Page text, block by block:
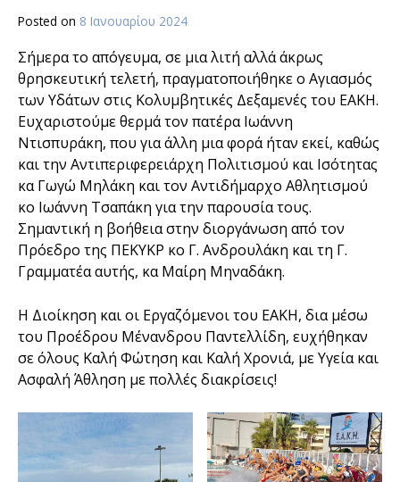
Posted on 8 Ιανουαρίου 2024
Σήμερα το απόγευμα, σε μια λιτή αλλά άκρως
θρησκευτική τελετή, πραγματοποιήθηκε ο Αγιασμός
των Υδάτων στις Κολυμβητικές Δεξαμενές του ΕΑΚΗ.
Ευχαριστούμε θερμά τον πατέρα Ιωάννη
Ντισπυράκη, που για άλλη μια φορά ήταν εκεί, καθώς
και την Αντιπεριφερειάρχη Πολιτισμού και Ισότητας
κα Γωγώ Μηλάκη και τον Αντιδήμαρχο Αθλητισμού
κο Ιωάννη Τσαπάκη για την παρουσία τους.
Σημαντική η βοήθεια στην διοργάνωση από τον
Πρόεδρο της ΠΕΚΥΚΡ κο Γ. Ανδρουλάκη και τη Γ.
Γραμματέα αυτής, κα Μαίρη Μηναδάκη.
Η Διοίκηση και οι Εργαζόμενοι του ΕΑΚΗ, δια μέσω
του Προέδρου Μένανδρου Παντελλίδη, ευχήθηκαν
σε όλους Καλή Φώτηση και Καλή Χρονιά, με Υγεία και
Ασφαλή Άθληση με πολλές διακρίσεις!